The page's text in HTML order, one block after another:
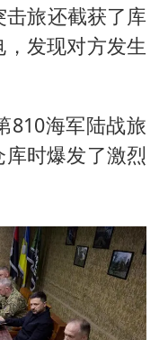
旅还截获了库
发现对方发生
810海军陆战旅
时爆发了激烈